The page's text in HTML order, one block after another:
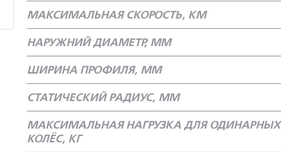
МАКСИМАЛЬНАЯ СКОРОСТЬ, КМ
НАРУЖНИЙ ДИАМЕТР, ММ
ШИРИНА ПРОФИЛЯ, ММ
СТАТИЧЕСКИЙ РАДИУС, ММ
МАКСИМАЛЬНАЯ НАГРУЗКА ДЛЯ ОДИНАРНЫХ
КОЛЁС, КГ